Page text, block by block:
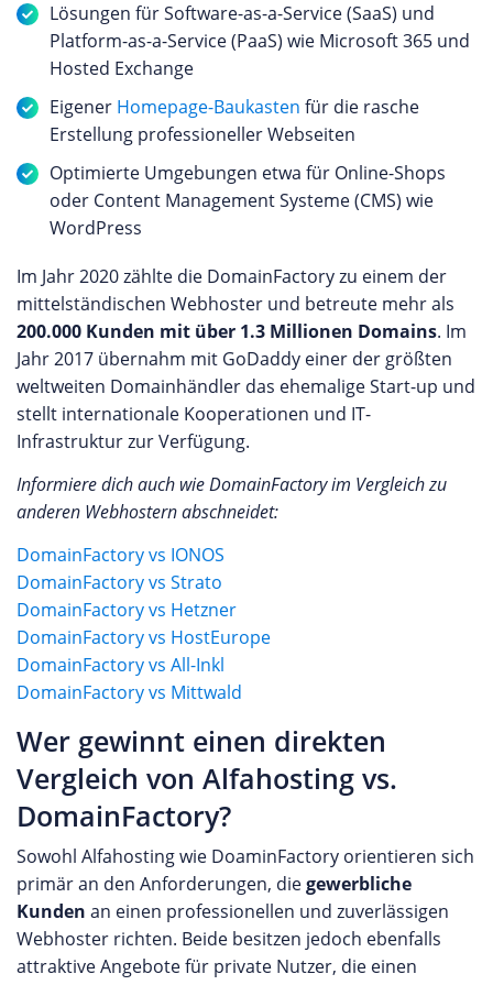
Lösungen für Software-as-a-Service (SaaS) und
Platform-as-a-Service (PaaS) wie Microsoft 365 und
Hosted Exchange
Eigener Homepage-Baukasten für die rasche
Erstellung professioneller Webseiten
Optimierte Umgebungen etwa für Online-Shops
oder Content Management Systeme (CMS) wie
WordPress
Im Jahr 2020 zählte die DomainFactory zu einem der
mittelständischen Webhoster und betreute mehr als
200.000 Kunden mit über 1.3 Millionen Domains. Im
Jahr 2017 übernahm mit GoDaddy einer der größten
weltweiten Domainhändler das ehemalige Start-up und
stellt internationale Kooperationen und IT-
Infrastruktur zur Verfügung.
Informiere dich auch wie DomainFactory im Vergleich zu
anderen Webhostern abschneidet:
DomainFactory vs IONOS
DomainFactory vs Strato
DomainFactory vs Hetzner
DomainFactory vs HostEurope
DomainFactory vs All-Inkl
DomainFactory vs Mittwald
Wer gewinnt einen direkten
Vergleich von Alfahosting vs.
DomainFactory?
Sowohl Alfahosting wie DoaminFactory orientieren sich
primär an den Anforderungen, diegewerbliche
Kunden an einen professionellen und zuverlässigen
Webhoster richten. Beide besitzen jedoch ebenfalls
attraktive Angebote für private Nutzer, die einen